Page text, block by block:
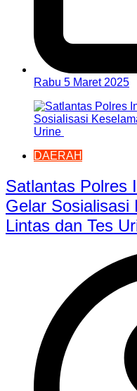
Rabu 5 Maret 2025
DAERAH
Satlantas Polres
Gelar Sosialisasi
Lintas dan Tes